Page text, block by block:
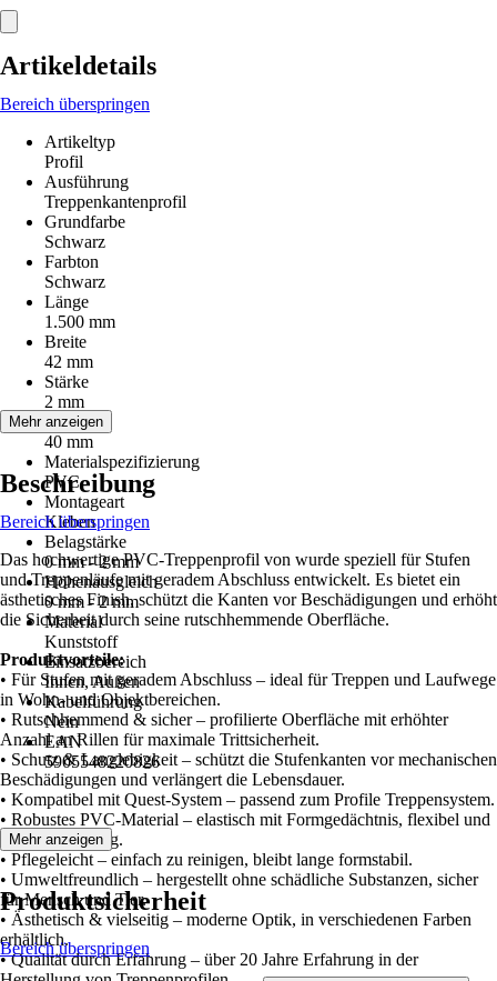
Artikeldetails
Bereich überspringen
Artikeltyp
Profil
Ausführung
Treppenkantenprofil
Grundfarbe
Schwarz
Farbton
Schwarz
Länge
1.500 mm
Breite
42 mm
Stärke
2 mm
Höhe
40 mm
Materialspezifizierung
PVC
Montageart
Kleben
Belagstärke
0 mm - 2 mm
Höhenausgleich
0 mm - 2 mm
Material
Kunststoff
Einsatzbereich
Innen, Außen
Kabelführung
Nein
EAN
5905548220826
Mehr anzeigen
Beschreibung
Bereich überspringen
Das hochwertige PVC-Treppenprofil von wurde speziell für Stufen
und Treppenläufe mit geradem Abschluss entwickelt. Es bietet ein
ästhetisches Finish, schützt die Kanten vor Beschädigungen und erhöht
die Sicherheit durch seine rutschhemmende Oberfläche.
Produktvorteile:
• Für Stufen mit geradem Abschluss – ideal für Treppen und Laufwege
in Wohn- und Objektbereichen.
• Rutschhemmend & sicher – profilierte Oberfläche mit erhöhter
Anzahl an Rillen für maximale Trittsicherheit.
• Schutz & Langlebigkeit – schützt die Stufenkanten vor mechanischen
Beschädigungen und verlängert die Lebensdauer.
• Kompatibel mit Quest-System – passend zum Profile Treppensystem.
• Robustes PVC-Material – elastisch mit Formgedächtnis, flexibel und
widerstandsfähig.
• Pflegeleicht – einfach zu reinigen, bleibt lange formstabil.
• Umweltfreundlich – hergestellt ohne schädliche Substanzen, sicher
für Mensch und Tier.
• Ästhetisch & vielseitig – moderne Optik, in verschiedenen Farben
erhältlich.
• Qualität durch Erfahrung – über 20 Jahre Erfahrung in der
Mehr anzeigen
Produktsicherheit
Bereich überspringen